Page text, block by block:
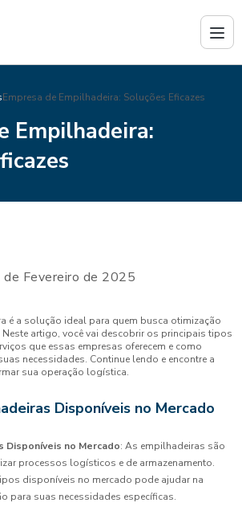
Empresa de Empilhadeira: Soluções Eficazes
Empilhadeira:
de Fevereiro de 2025
é a solução ideal para quem busca otimização
artigo, você vai descobrir os principais tipos
que essas empresas oferecem e como
necessidades. Continue lendo e encontre a
sua operação logística.
Disponíveis no Mercado
Disponíveis no Mercado: As empilhadeiras são
processos logísticos e de armazenamento.
disponíveis no mercado pode ajudar na
para suas necessidades específicas.